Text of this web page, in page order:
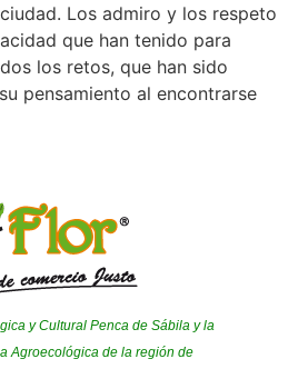
Los admiro y los respeto
que han tenido para
los retos, que han sido
pensamiento al encontrarse
y Cultural Penca de Sábila y la
Agroecológica de la región de